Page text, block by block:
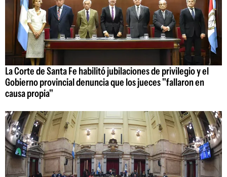
La Corte de Santa Fe habilitó jubilaciones de privilegio y el
Gobierno provincial denuncia que los jueces "fallaron en
causa propia"